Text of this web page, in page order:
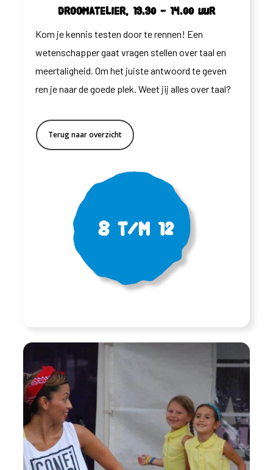
Droomatelier, 13.30 – 14.00 uur
Kom je kennis testen door te rennen! Een
wetenschapper gaat vragen stellen over taal en
meertaligheid. Om het juiste antwoord te geven
ren je naar de goede plek. Weet jij alles over taal?
Terug naar overzicht
8 t/m 12